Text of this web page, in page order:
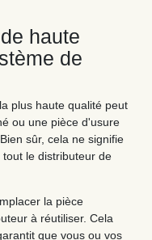
haute
de
plus haute qualité peut
ou une pièce d'usure
sûr, cela ne signifie
le distributeur de
la pièce
à réutiliser. Cela
que vous ou vos